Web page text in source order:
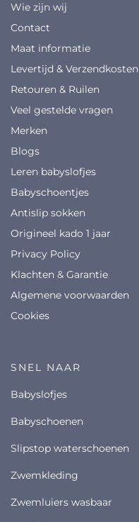
Wie zijn wij
Contact
Maat informatie
Levertijd & Verzendkosten
Retouren & Ruilen
Veel gestelde vragen
Merken
Blogs
Leren babyslofjes
Babyschoentjes
Antislip sokken
Origineel kado 1 jaar
Privacy Policy
Klachten & Garantie
Algemene voorwaarden
Cookies
SNEL NAAR
babyslofjes
babyschoenen
slipstop waterschoenen
zwemkleding
zwemluiers wasbaar